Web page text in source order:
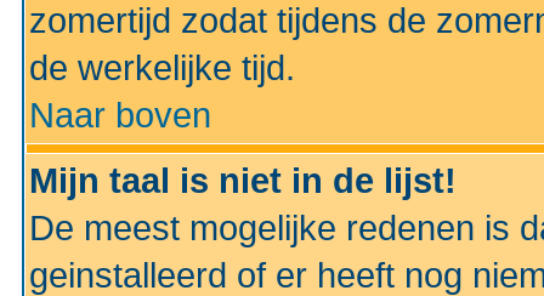
zomertijd zodat tijdens de
de werkelijke tijd.
Naar boven
Mijn taal is niet in de lijst!
De meest mogelijke redenen is
geinstalleerd of er heeft nog